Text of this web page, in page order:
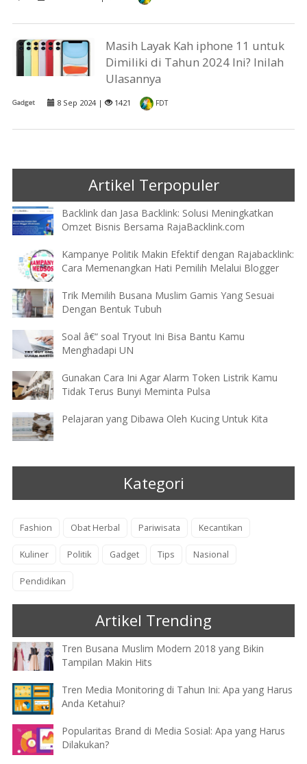
Masih Layak Kah iphone 11 untuk
Dimiliki di Tahun 2024 Ini? Inilah
Ulasannya
Gadget 8 Sep 2024 | 1421 FDT
Artikel Terpopuler
Backlink dan Jasa Backlink: Solusi Meningkatkan
Omzet Bisnis Bersama RajaBacklink.com
Kampanye Politik Makin Efektif dengan Rajabacklink:
Cara Memenangkan Hati Pemilih Melalui Blogger
Trik Memilih Busana Muslim Gamis Yang Sesuai
Dengan Bentuk Tubuh
Soal â€“ soal Tryout Ini Bisa Bantu Kamu
Menghadapi UN
Gunakan Cara Ini Agar Alarm Token Listrik Kamu
Tidak Terus Bunyi Meminta Pulsa
Pelajaran yang Dibawa Oleh Kucing Untuk Kita
Kategori
Fashion Obat Herbal Pariwisata Kecantikan
Kuliner Politik Gadget Tips Nasional
Pendidikan
Artikel Trending
Tren Busana Muslim Modern 2018 yang Bikin
Tampilan Makin Hits
Tren Media Monitoring di Tahun Ini: Apa yang Harus
Anda Ketahui?
Popularitas Brand di Media Sosial: Apa yang Harus
Dilakukan?